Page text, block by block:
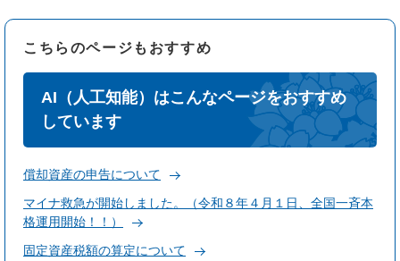
こちらのページもおすすめ
AI（人工知能）はこんなページをおすすめ
しています
償却資産の申告について
マイナ救急が開始しました。（令和８年４月１日、全国一斉本
格運用開始！！）
固定資産税額の算定について